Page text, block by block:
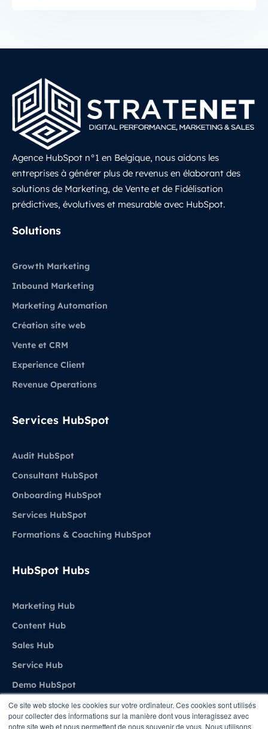
Ce site web stocke les cookies sur votre ordinateur. Ces cookies sont utilisés
pour collecter des informations sur la manière dont vous interagissez avec
notre site web et nous permettent de nous souvenir de vous. Nous utilisons
Agence HubSpot n°1 en Belgique, nous aidons les
entreprises à générer plus de revenus en élaborant des
solutions de Marketing, de Vente et de Fidélisation
prédictives, évolutives et mesurable avec HubSpot.
Solutions
Growth Marketing
Inbound Marketing
Marketing Automation
Création site web
Vente et CRM
Experience Client
Revenue Operations
Services HubSpot
Audit HubSpot
Consultant HubSpot
Onboarding HubSpot
Services HubSpot
Formations & Coaching HubSpot
HubSpot Hubs
Marketing Hub
Content Hub
Sales Hub
Service Hub
Demo HubSpot
Agence